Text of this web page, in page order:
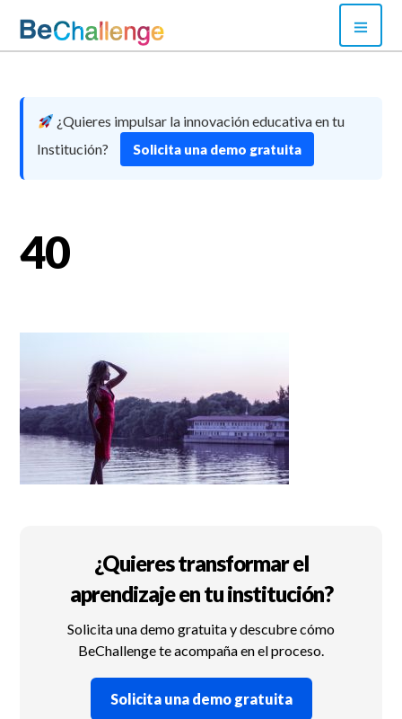
content
¿Quieres impulsar la innovación educativa en tu
Institución?
Solicita una demo gratuita
40
¿Quieres transformar el
aprendizaje en tu institución?
Solicita una demo gratuita y descubre cómo
BeChallenge te acompaña en el proceso.
Solicita una demo gratuita